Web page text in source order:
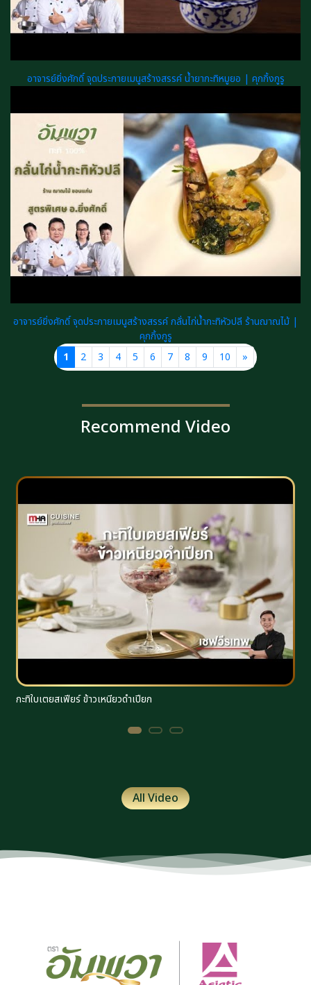
อาจารย์ยิ่งศักดิ์ จุดประกายเมนูสร้างสรรค์ น้ำยากะทิหมูยอ | คุกกิ้งกูรู
อาจารย์ยิ่งศักดิ์ จุดประกายเมนูสร้างสรรค์ กลั่นไก่น้ำกะทิหัวปลี ร้านฌาณไม้ |
คุกกิ้งกูรู
1
2 3 4 5 6 7 8 9 10 »
Recommend Video
กะทิใบเตยสเฟียร์ ข้าวเหนียวดำเปียก
All Video